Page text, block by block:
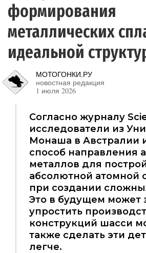
формирования
металлических
идеальной
МОТОГОНКИ.РУ
новостная редакция
1 июля 2026
Согласно журналу
исследователи из
Монаша в Австралии
способ направления
металлов для
абсолютной атомной
при создании
Это в будущем может
упростить
конструкций шасси
также сделать эти
легче.